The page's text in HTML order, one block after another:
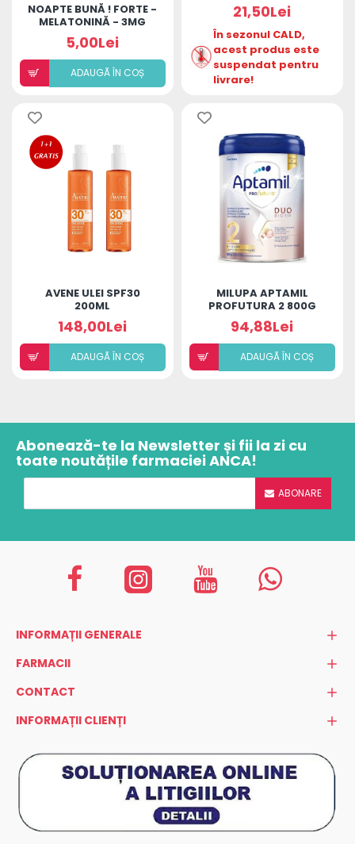
NOAPTE BUNĂ ! FORTE -
MELATONINĂ - 3MG
5,00Lei
ADAUGÃ ÎN COȘ
21,50Lei
În sezonul CALD,
acest produs este
suspendat pentru
livrare!
AVENE ULEI SPF30
200ML
148,00Lei
ADAUGÃ ÎN COȘ
MILUPA APTAMIL
PROFUTURA 2 800G
94,88Lei
ADAUGÃ ÎN COȘ
Abonează-te la Newsletter și fii la zi cu
toate noutățile farmaciei ANCA!
ABONARE
INFORMAȚII GENERALE
FARMACII
CONTACT
INFORMAȚII CLIENȚI